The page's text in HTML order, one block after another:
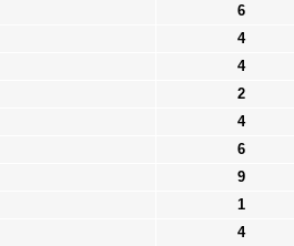
6
4
4
2
4
6
9
1
4